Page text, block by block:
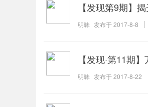
【发现第9期】
明昧 发布于2017-8-8
【发现·第11期
明昧 发布于2017-8-22